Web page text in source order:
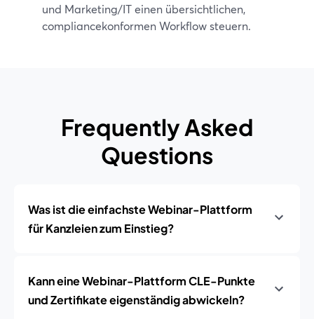
und Marketing/IT einen übersichtlichen,
compliancekonformen Workflow steuern.
Frequently Asked
Questions
Was ist die einfachste Webinar-Plattform
für Kanzleien zum Einstieg?
Kann eine Webinar-Plattform CLE-Punkte
und Zertifikate eigenständig abwickeln?